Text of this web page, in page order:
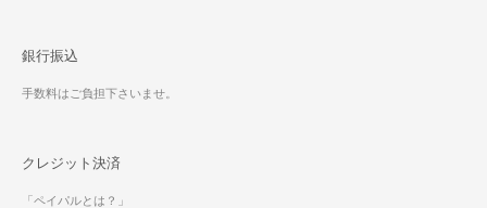
銀行振込
手数料はご負担下さいませ。
クレジット決済
「ペイパルとは？」